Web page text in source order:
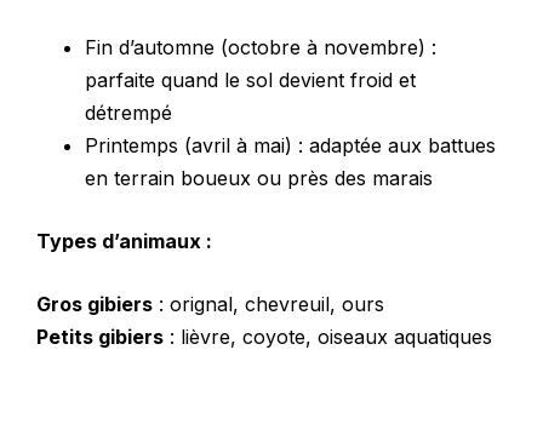
Fin d’automne (octobre à novembre) :
parfaite quand le sol devient froid et
détrempé
Printemps (avril à mai) : adaptée aux battues
en terrain boueux ou près des marais
Types d’animaux :
Gros gibiers : orignal, chevreuil, ours
Petits gibiers : lièvre, coyote, oiseaux aquatiques